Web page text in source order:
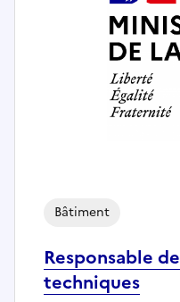
Responsable
techniques
Bâtiment